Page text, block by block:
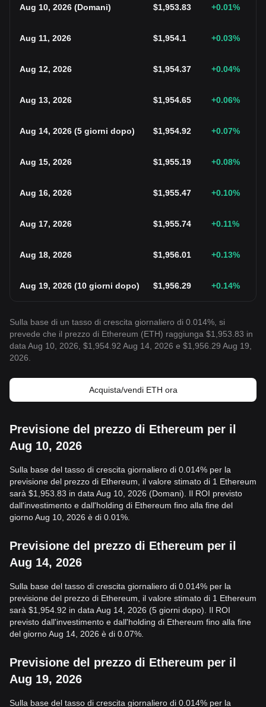
Aug 10, 2026 (Domani) $1,953.83 +0.01%
Aug 11, 2026 $1,954.1 +0.03%
Aug 12, 2026 $1,954.37 +0.04%
Aug 13, 2026 $1,954.65 +0.06%
Aug 14, 2026 (5 giorni dopo) $1,954.92 +0.07%
Aug 15, 2026 $1,955.19 +0.08%
Aug 16, 2026 $1,955.47 +0.10%
Aug 17, 2026 $1,955.74 +0.11%
Aug 18, 2026 $1,956.01 +0.13%
Aug 19, 2026 (10 giorni dopo) $1,956.29 +0.14%
Sulla base di un tasso di crescita giornaliero di 0.014%, si
prevede che il prezzo di Ethereum (ETH) raggiunga $1,953.83 in
data Aug 10, 2026, $1,954.92 Aug 14, 2026 e $1,956.29 Aug 19,
2026.
Acquista/vendi ETH ora
Previsione del prezzo di Ethereum per il
Aug 10, 2026
Sulla base del tasso di crescita giornaliero di 0.014% per la
previsione del prezzo di Ethereum, il valore stimato di 1 Ethereum
sarà $1,953.83 in data Aug 10, 2026 (Domani). Il ROI previsto
dall'investimento e dall'holding di Ethereum fino alla fine del
giorno Aug 10, 2026 è di 0.01%.
Previsione del prezzo di Ethereum per il
Aug 14, 2026
Sulla base del tasso di crescita giornaliero di 0.014% per la
previsione del prezzo di Ethereum, il valore stimato di 1 Ethereum
sarà $1,954.92 in data Aug 14, 2026 (5 giorni dopo). Il ROI
previsto dall'investimento e dall'holding di Ethereum fino alla fine
del giorno Aug 14, 2026 è di 0.07%.
Previsione del prezzo di Ethereum per il
Aug 19, 2026
Sulla base del tasso di crescita giornaliero di 0.014% per la